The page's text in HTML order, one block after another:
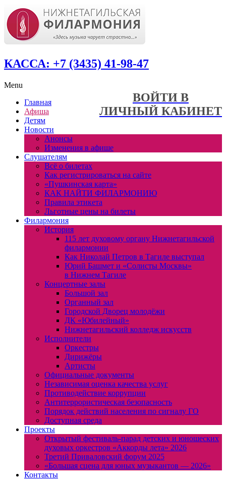
КАССА: +7 (3435) 41-98-47
ВОЙТИ В
ЛИЧНЫЙ КАБИНЕТ
Menu
Главная
Афиша
Детям
Новости
Анонсы
Изменения в афише
Слушателям
Всё о билетах
Как регистрироваться на сайте
«Пушкинская карта»
КАК НАЙТИ ФИЛАРМОНИЮ
Правила этикета
Льготные цены на билеты
Филармония
История
115 лет духовому органу Нижнетагильской
филармонии
Как Николай Петров в Тагиле выступал
Юрий Башмет и «Солисты Москвы»
в Нижнем Тагиле
Концертные залы
Большой зал
Органный зал
Городской Дворец молодёжи
ДК «Юбилейный»
Нижнетагильский колледж искусств
Исполнители
Оркестры
Дирижёры
Артисты
Официальные документы
Независимая оценка качества услуг
Противодействие коррупции
Антитеррористическая безопасность
Порядок действий населения по сигналу ГО
Доступная среда
Проекты
Открытый фестиваль-парад детских и юношеских
духовых оркестров «Аккорды лета» 2026
Третий Приваловский форум 2025
«Большая сцена для юных музыкантов — 2026»
Контакты